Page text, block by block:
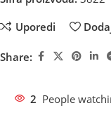
Uporedi
Share:
2 People